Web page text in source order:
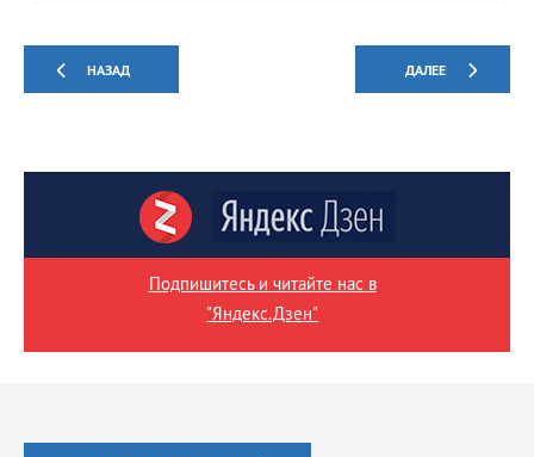
НАЗАД ДАЛЕЕ
Подпишитесь и читайте нас в
"Яндекс.Дзен"